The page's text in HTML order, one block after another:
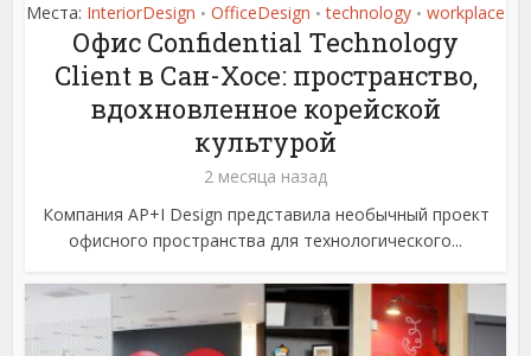
Места: InteriorDesign • OfficeDesign • technology • workplace
Офис Confidential Technology
Client в Сан-Хосе: пространство,
вдохновленное корейской
культурой
2 месяца назад
Компания AP+I Design представила необычный проект
офисного пространства для технологического...